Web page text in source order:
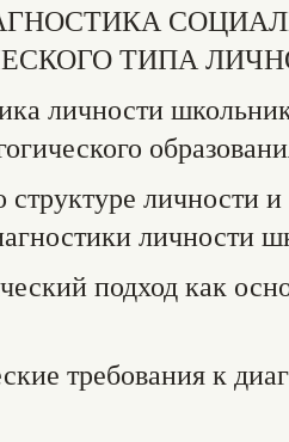
ТИПА
личности
личности и
личности
подход как
требования к